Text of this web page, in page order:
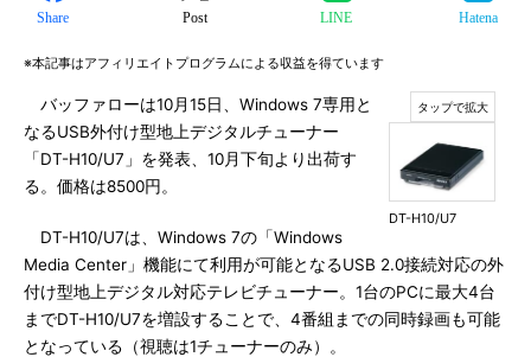
Share Post LINE Hatena
※本記事はアフィリエイトプログラムによる収益を得ています
DT-H10/U7
バッファローは10月15日、Windows 7専用と
なるUSB外付け型地上デジタルチューナー
「DT-H10/U7」を発表、10月下旬より出荷す
る。価格は8500円。
DT-H10/U7は、Windows 7の「Windows
Media Center」機能にて利用が可能となるUSB 2.0接続対応の外
付け型地上デジタル対応テレビチューナー。1台のPCに最大4台
までDT-H10/U7を増設することで、4番組までの同時録画も可能
となっている（視聴は1チューナーのみ）。